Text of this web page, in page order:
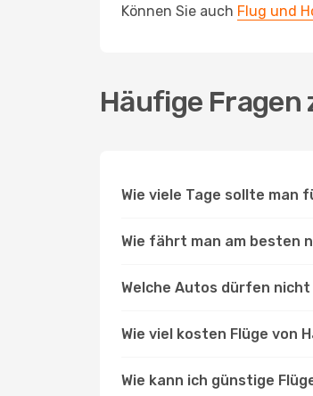
Können Sie auch Flug und
Häufige
Wie viele Tage sollte
Wie fährt man am besten
Welche Autos dürfen
Wie viel kosten Flüge von
Wie kann ich günstige